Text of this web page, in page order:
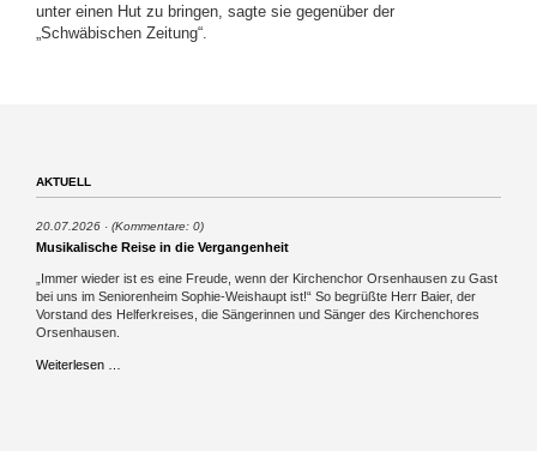
unter einen Hut zu bringen, sagte sie gegenüber der
„Schwäbischen Zeitung“.
AKTUELL
20.07.2026 (Kommentare: 0)
Musikalische Reise in die Vergangenheit
„Immer wieder ist es eine Freude, wenn der Kirchenchor Orsenhausen zu Gast
bei uns im Seniorenheim Sophie-Weishaupt ist!“ So begrüßte Herr Baier, der
Vorstand des Helferkreises, die Sängerinnen und Sänger des Kirchenchores
Orsenhausen.
Weiterlesen …